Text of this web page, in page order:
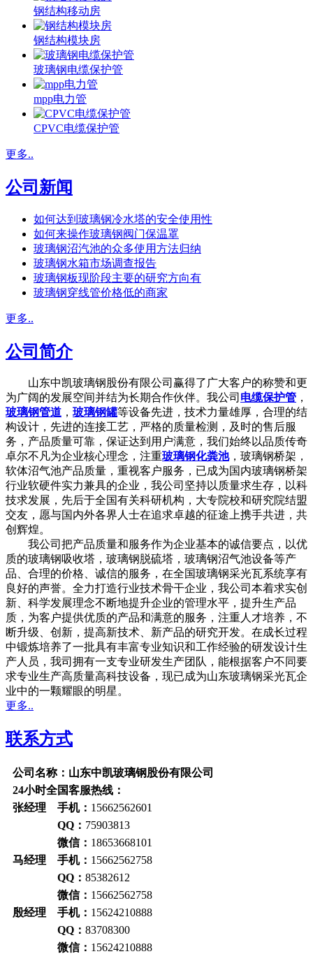
钢结构移动房
钢结构模块房
玻璃钢电缆保护管
mpp电力管
CPVC电缆保护管
更多..
公司新闻
如何达到玻璃钢冷水塔的安全使用性
如何来操作玻璃钢阀门保温罩
玻璃钢沼汽池的众多使用方法归纳
玻璃钢水箱市场调查报告
玻璃钢板现阶段主要的研究方向有
玻璃钢穿线管价格低的商家
更多..
公司简介
山东中凯玻璃钢股份有限公司赢得了广大客户的称赞和更
为广阔的发展空间并结为长期合作伙伴。我公司 电缆保护管 ，
玻璃钢管道 ， 玻璃钢罐等设备先进，技术力量雄厚，合理的结
构设计，先进的连接工艺，严格的质量检测，及时的售后服
务，产品质量可靠，保证达到用户满意，我们始终以品质传奇
卓尔不凡为企业核心理念，注重玻璃钢化粪池，玻璃钢桥架，
软体沼气池产品质量，重视客户服务，已成为国内玻璃钢桥架
行业软硬件实力兼具的企业，我公司坚持以质量求生存，以科
技求发展，先后于全国有关科研机构，大专院校和研究院结盟
交友，愿与国内外各界人士在追求卓越的征途上携手共进，共
创辉煌。
我公司把产品质量和服务作为企业基本的诚信要点，以优
质的玻璃钢吸收塔，玻璃钢脱硫塔，玻璃钢沼气池设备等产
品、合理的价格、诚信的服务，在全国玻璃钢采光瓦系统享有
良好的声誉。全力打造行业技术骨干企业，我公司本着求实创
新、科学发展理念不断地提升企业的管理水平，提升生产品
质，为客户提供优质的产品和满意的服务，注重人才培养，不
断升级、创新，提高新技术、新产品的研究开发。在成长过程
中锻炼培养了一批具有丰富专业知识和工作经验的研发设计生
产人员，我司拥有一支专业研发生产团队，能根据客户不同要
求专业生产高质量高科技设备，现已成为山东玻璃钢采光瓦企
业中的一颗耀眼的明星。
更多..
联系方式
公司名称：山东中凯玻璃钢股份有限公司
24小时全国客服热线：
张经理 手机： 15662562601
QQ： 75903813
微信： 18653668101
马经理 手机： 15662562758
QQ： 85382612
微信： 15662562758
殷经理 手机： 15624210888
QQ： 83708300
微信： 15624210888